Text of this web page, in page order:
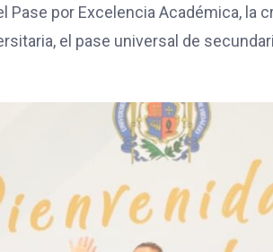
por Excelencia Académica, la
el pase universal de